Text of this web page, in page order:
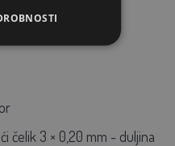
čelik 3 × 0,20 mm - duljina